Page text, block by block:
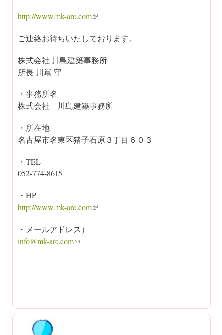
http://www.mk-arc.com(link is external)
ご連絡お待ちいたしております。
株式会社 川島建築事務所
所長 川嶌 守
・事務所名
株式会社 川島建築事務所
・所在地
名古屋市名東区猪子石原３丁目６０３
・TEL
052-774-8615
・HP
http://www.mk-arc.com(link is external)
・メールアドレス）
info@mk-arc.com(link sends e-mail)